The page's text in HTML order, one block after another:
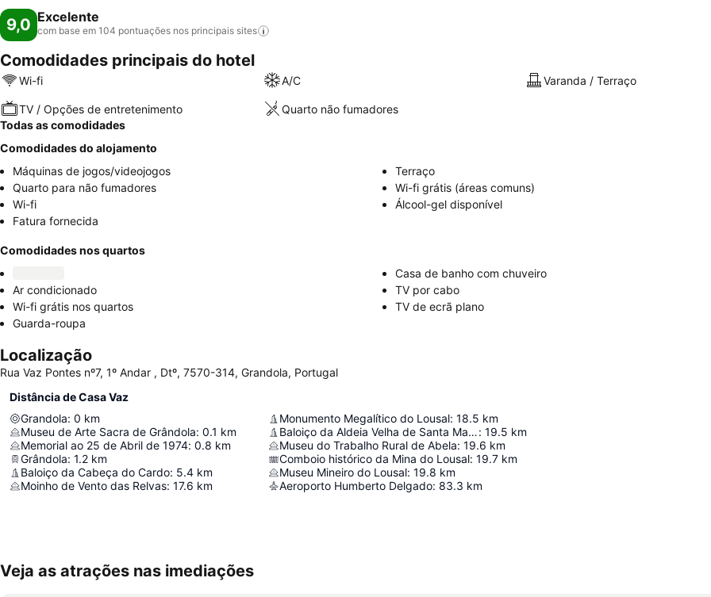
9,0 Excelente
com base em 104 pontuações nos principais sites
Comodidades principais do hotel
Wi-fi A/C Varanda / Terraço
TV / Opções de entretenimento
Quarto não fumadores
Todas as comodidades
Comodidades do alojamento
Máquinas de jogos/videojogos
Terraço
Quarto para não fumadores
Wi-fi grátis (áreas comuns)
Wi-fi
Álcool-gel disponível
Fatura fornecida
Comodidades nos quartos
Casa de banho com chuveiro
Ar condicionado
TV por cabo
Wi-fi grátis nos quartos
TV de ecrã plano
Guarda-roupa
Localização
Rua Vaz Pontes nº7, 1º Andar , Dtº, 7570-314, Grandola, Portugal
Distância de Casa Vaz
Grandola: 0 km
Museu de Arte Sacra de Grândola: 0.1 km
Memorial ao 25 de Abril de 1974: 0.8 km
Grândola: 1.2 km
Baloiço da Cabeça do Cardo: 5.4 km
Moinho de Vento das Relvas: 17.6 km
Monumento Megalítico do Lousal: 18.5 km
Baloiço da Aldeia Velha de Santa Margarida do Sado: 19.5 km
Museu do Trabalho Rural de Abela: 19.6 km
Comboio histórico da Mina do Lousal: 19.7 km
Museu Mineiro do Lousal: 19.8 km
Aeroporto Humberto Delgado: 83.3 km
Veja as atrações nas imediações